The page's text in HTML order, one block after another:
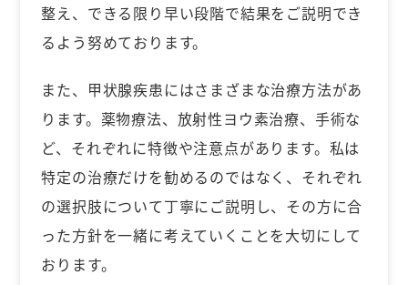
整え、できる限り早い段階で結果をご説明でき
るよう努めております。
また、甲状腺疾患にはさまざまな治療方法があ
ります。薬物療法、放射性ヨウ素治療、手術な
ど、それぞれに特徴や注意点があります。私は
特定の治療だけを勧めるのではなく、それぞれ
の選択肢について丁寧にご説明し、その方に合
った方針を一緒に考えていくことを大切にして
おります。